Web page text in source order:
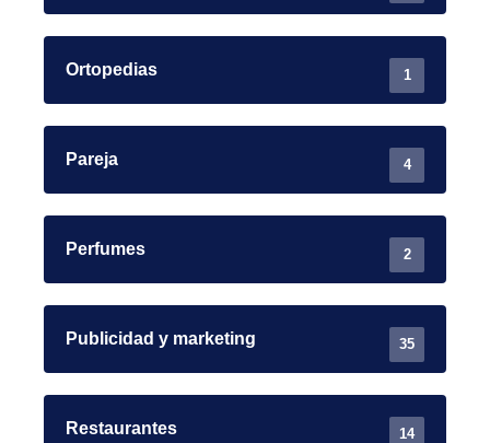
Ortopedias 1
Pareja 4
Perfumes 2
Publicidad y marketing 35
Restaurantes 14